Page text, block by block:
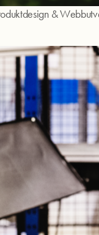
&